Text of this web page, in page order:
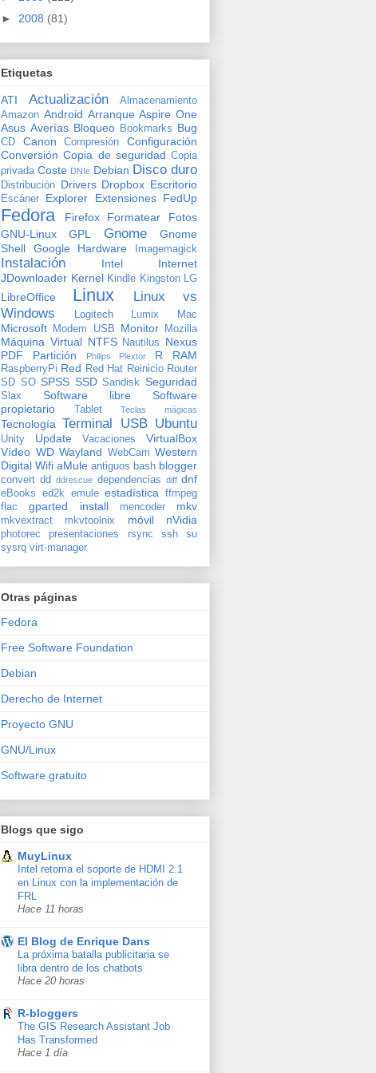
► 2008 (81)
Etiquetas
ATI Actualización
Almacenamiento
Amazon Android Arranque Aspire One
Asus Averías Bloqueo Bookmarks Bug
CD Canon Compresión
Configuración
Conversión Copia de seguridad Copia
privada Coste DNIe Debian Disco duro
Distribución Drivers Dropbox Escritorio
Escáner Explorer Extensiones FedUp
Fedora Firefox Formatear
Fotos
GNU-Linux
GPL Gnome
Gnome
Shell
Google Hardware Imagemagick
Instalación Intel
Internet
JDownloader Kernel Kindle Kingston LG
LibreOffice Linux
Linux vs
Windows
Logitech Lumix Mac
Microsoft Modem USB Monitor Mozilla
Máquina Virtual NTFS Nautilus
Nexus
PDF
Partición Philips Plextor R RAM
RaspberryPi Red Red Hat Reinicio Router
SD SO SPSS SSD Sandisk Seguridad
Slax Software libre
Software
propietario
Tablet Teclas mágicas
Tecnología Terminal USB Ubuntu
Unity Update Vacaciones
VirtualBox
Vídeo WD Wayland WebCam Western
Digital Wifi aMule antiguos bash blogger
convert dd ddrescue dependencias diff dnf
eBooks ed2k emule estadística ffmpeg
flac
gparted install mencoder mkv
mkvextract mkvtoolnix móvil nVidia
photorec presentaciones rsync ssh
su
sysrq virt-manager
Otras páginas
Fedora
Free Software Foundation
Debian
Derecho de Internet
Proyecto GNU
GNU/Linux
Software gratuito
Blogs que sigo
MuyLinux
Intel retoma el soporte de HDMI 2.1
en Linux con la implementación de
FRL
Hace 11 horas
El Blog de Enrique Dans
La próxima batalla publicitaria se
libra dentro de los chatbots
Hace 20 horas
R-bloggers
The GIS Research Assistant Job
Has Transformed
Hace 1 día